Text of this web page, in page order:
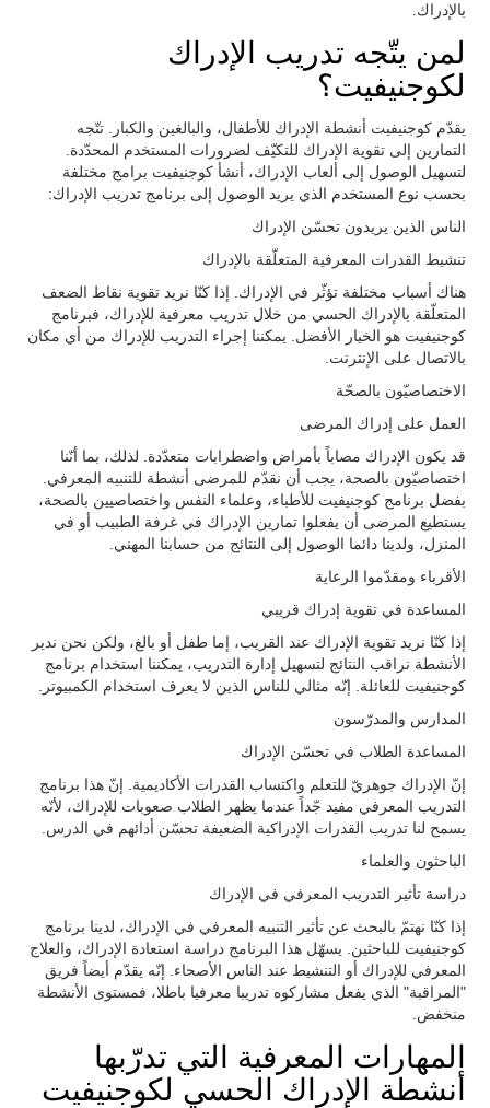
بالإدراك.
لمن يتّجه تدريب الإدراك
لكوجنيفيت؟
يقدّم كوجنيفيت أنشطة الإدراك للأطفال، والبالغين والكبار. تتّجه
التمارين إلى تقوية الإدراك للتكيّف لضرورات المستخدم المحدّدة.
لتسهيل الوصول إلى ألعاب الإدراك، أنشأ كوجنيفيت برامج مختلفة
بحسب نوع المستخدم الذي يريد الوصول إلى برنامج تدريب الإدراك:
الناس الذين يريدون تحسّن الإدراك
تنشيط القدرات المعرفية المتعلّقة بالإدراك
هناك أسباب مختلفة تؤثّر في الإدراك. إذا كنّا نريد تقوية نقاط الضعف
المتعلّقة بالإدراك الحسي من خلال تدريب معرفية للإدراك، فبرنامج
كوجنيفيت هو الخيار الأفضل. يمكننا إجراء التدريب للإدراك من أي مكان
بالاتصال على الإنترنت.
الاختصاصيّون بالصحّة
العمل على إدراك المرضى
قد يكون الإدراك مصاباً بأمراض واضطرابات متعدّدة. لذلك، بما أنّنا
اختصاصيّون بالصحة، يجب أن نقدّم للمرضى أنشطة للتنبيه المعرفي.
بفضل برنامج كوجنيفيت للأطباء، وعلماء النفس واختصاصيين بالصحة،
يستطيع المرضى أن يفعلوا تمارين الإدراك في غرفة الطبيب أو في
المنزل، ولدينا دائما الوصول إلى النتائج من حسابنا المهني.
الأقرباء ومقدّموا الرعاية
المساعدة في تقوية إدراك قريبي
إذا كنّا نريد تقوية الإدراك عند القريب، إما طفل أو بالغ، ولكن نحن ندير
الأنشطة نراقب النتائج لتسهيل إدارة التدريب، يمكننا استخدام برنامج
كوجنيفيت للعائلة. إنّه مثالي للناس الذين لا يعرف استخدام الكمبيوتر.
المدارس والمدرّسون
المساعدة الطلاب في تحسّن الإدراك
إنّ الإدراك جوهريّ للتعلم واكتساب القدرات الأكاديمية. إنّ هذا برنامج
التدريب المعرفي مفيد جّداً عندما يظهر الطلاب صعوبات للإدراك، لأنّه
يسمح لنا تدريب القدرات الإدراكية الضعيفة تحسّن أدائهم في الدرس.
الباحثون والعلماء
دراسة تأثير التدريب المعرفي في الإدراك
إذا كنّا نهتمّ بالبحث عن تأثير التنبيه المعرفي في الإدراك، لدينا برنامج
كوجنيفيت للباحثين. يسهّل هذا البرنامج دراسة استعادة الإدراك، والعلاج
المعرفي للإدراك أو التنشيط عند الناس الأصحاء. إنّه يقدّم أيضاً فريق
"المراقبة" الذي يفعل مشاركوه تدريبا معرفيا باطلا، فمستوى الأنشطة
منخفض.
المهارات المعرفية التي تدرّبها
أنشطة الإدراك الحسي لكوجنيفيت